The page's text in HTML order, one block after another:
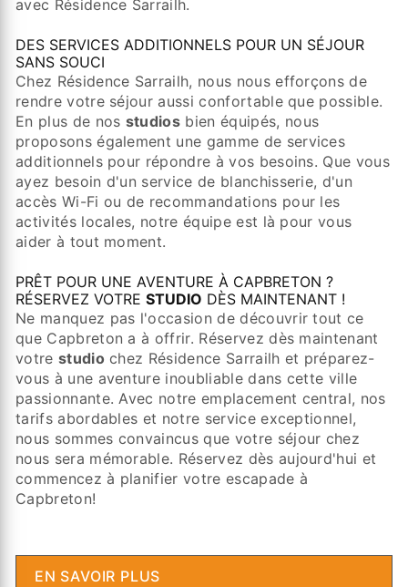
avec Résidence Sarrailh.
DES SERVICES ADDITIONNELS POUR UN SÉJOUR
SANS SOUCI
Chez Résidence Sarrailh, nous nous efforçons de
rendre votre séjour aussi confortable que possible.
En plus de nos studios bien équipés, nous
proposons également une gamme de services
additionnels pour répondre à vos besoins. Que vous
ayez besoin d'un service de blanchisserie, d'un
accès Wi-Fi ou de recommandations pour les
activités locales, notre équipe est là pour vous
aider à tout moment.
PRÊT POUR UNE AVENTURE À CAPBRETON ?
RÉSERVEZ VOTRE STUDIO DÈS MAINTENANT !
Ne manquez pas l'occasion de découvrir tout ce
que Capbreton a à offrir. Réservez dès maintenant
votre studiochez Résidence Sarrailh et préparez-
vous à une aventure inoubliable dans cette ville
passionnante. Avec notre emplacement central, nos
tarifs abordables et notre service exceptionnel,
nous sommes convaincus que votre séjour chez
nous sera mémorable. Réservez dès aujourd'hui et
commencez à planifier votre escapade à
Capbreton!
EN SAVOIR PLUS